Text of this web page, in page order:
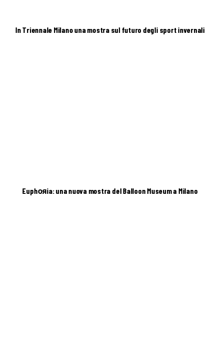
In Triennale Milano una mostra sul futuro degli sport invernali
Euphояia: una nuova mostra del Balloon Museum a Milano